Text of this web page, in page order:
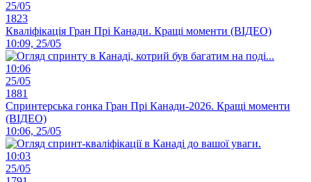
25/05
1823
Кваліфікація Гран Прі Канади. Кращі моменти (ВІДЕО)
10:09, 25/05
10:06
25/05
1881
Спринтерська гонка Гран Прі Канади-2026. Кращі моменти
(ВІДЕО)
10:06, 25/05
10:03
25/05